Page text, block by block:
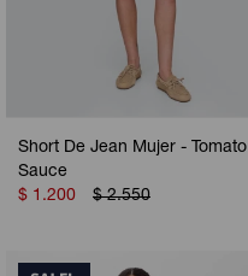
Short De Jean Mujer - Tomato
Sauce
$ 1.200 $ 2.550